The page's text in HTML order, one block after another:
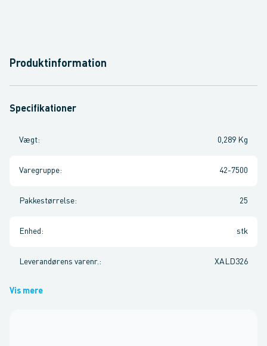
Produktinformation
Specifikationer
Vægt: 0,289 Kg
Varegruppe: 42-7500
Pakkestørrelse: 25
Enhed : stk
Leverandørens varenr. : XALD326
Vis mere